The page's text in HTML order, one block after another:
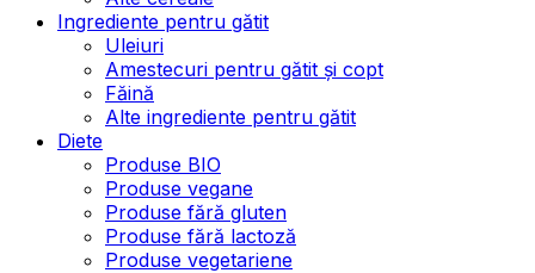
Ingrediente pentru gătit
Uleiuri
Amestecuri pentru gătit și copt
Făină
Alte ingrediente pentru gătit
Diete
Produse BIO
Produse vegane
Produse fără gluten
Produse fără lactoză
Produse vegetariene